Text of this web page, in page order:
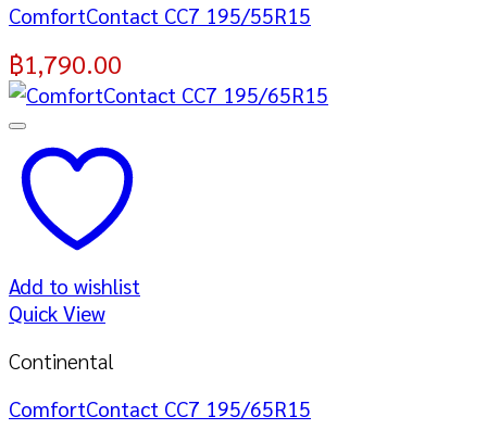
ComfortContact CC7 195/55R15
฿1,790.00
Add to wishlist
Quick View
Continental
ComfortContact CC7 195/65R15